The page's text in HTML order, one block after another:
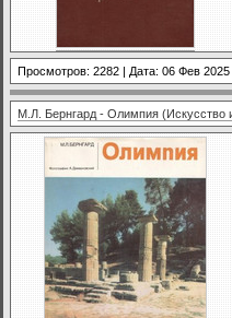
Просмотров: 2282 | Дата: 06 Фев 2025
М.Л. Бернгард - Олимпия (Искусство